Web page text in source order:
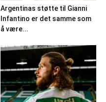
Argentinas støtte til Gianni
Infantino er det samme som
å være...